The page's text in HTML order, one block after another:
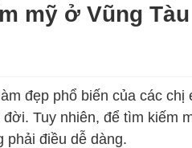
mỹ ở Vũng
đẹp phổ biến của các
Tuy nhiên, để tìm kiếm
phải điều dễ dàng.